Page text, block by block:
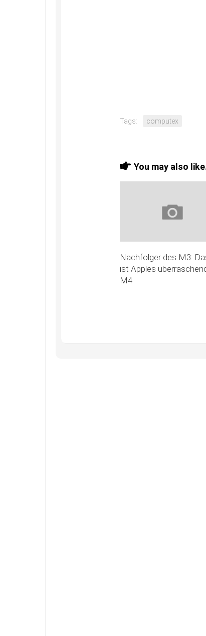
Tags: computex
You may also
Nachfolger des M3:
ist Apples
M4